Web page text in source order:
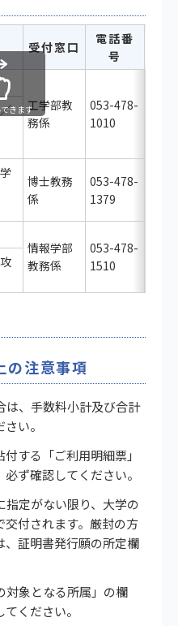
受付窓口
電話番
号
工学部教
務係
053-478-
1010
博士教務
係
053-478-
1379
情報学部
教務係
053-478-
1510
きます
の注意事項
は、手数料小計及び合計
い。
する「ご利用明細票」
ず確認してください。
定がない限り、大学の
付されます。厳封の方
証明書発行願の所定欄
対象となる所属」の欄
ください。